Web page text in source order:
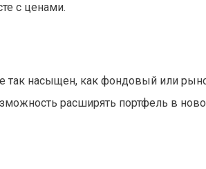
с ценами.
так насыщен, как фондовый или
расширять портфель в